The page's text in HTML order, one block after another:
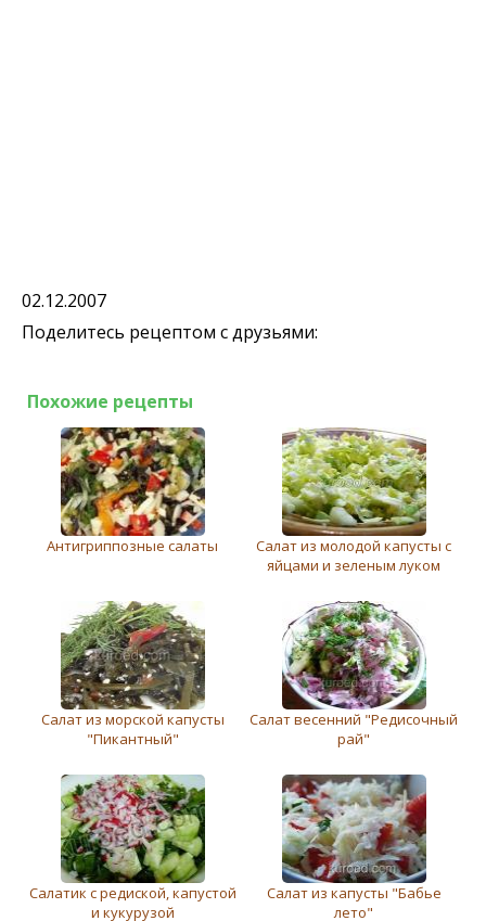
02.12.2007
Поделитесь рецептом с друзьями:
Похожие рецепты
Антигриппозные салаты
Салат из молодой капусты с
яйцами и зеленым луком
Салат из морской капусты
"Пикантный"
Салат вeсeнний "Редисочный
рай"
Салатик с редиской, капустой
и кукурузой
Салат из капусты "Бабье
лето"